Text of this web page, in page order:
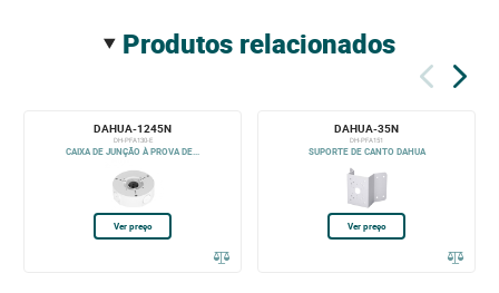
produtos relacionados
DAHUA-1245N
DH-PFA130-E
CAIXA DE JUNÇÃO À PROVA DE...
Ver preço
DAHUA-35N
DH-PFA151
SUPORTE DE CANTO DAHUA
Ver preço